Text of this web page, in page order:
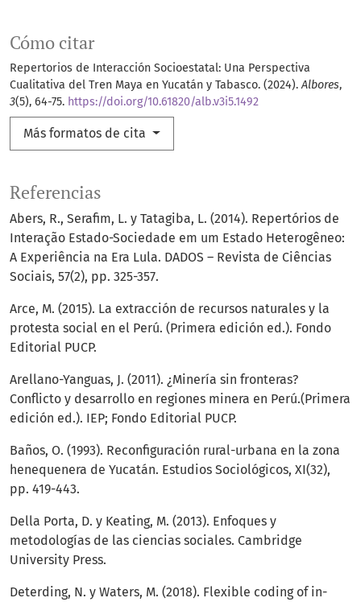
Cómo citar
Repertorios de Interacción Socioestatal: Una Perspectiva
Cualitativa del Tren Maya en Yucatán y Tabasco. (2024).Albores,
3(5), 64-75. https://doi.org/10.61820/alb.v3i5.1492
Más formatos de cita
Referencias
Abers, R., Serafim, L. y Tatagiba, L. (2014). Repertórios de
Interação Estado-Sociedade em um Estado Heterogêneo:
A Experiência na Era Lula. DADOS – Revista de Ciências
Sociais, 57(2), pp. 325-357.
Arce, M. (2015). La extracción de recursos naturales y la
protesta social en el Perú. (Primera edición ed.). Fondo
Editorial PUCP.
Arellano-Yanguas, J. (2011). ¿Minería sin fronteras?
Conflicto y desarrollo en regiones minera en Perú.(Primera
edición ed.). IEP; Fondo Editorial PUCP.
Baños, O. (1993). Reconfiguración rural-urbana en la zona
henequenera de Yucatán. Estudios Sociológicos, XI(32),
pp. 419-443.
Della Porta, D. y Keating, M. (2013). Enfoques y
metodologías de las ciencias sociales. Cambridge
University Press.
Deterding, N. y Waters, M. (2018). Flexible coding of in-